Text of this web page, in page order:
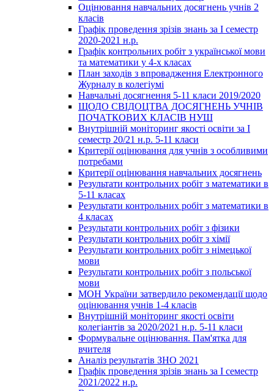
Оцінювання навчальних досягнень учнів 2
класів
Графік проведення зрізів знань за І семестр
2020-2021 н.р.
Графік контрольних робіт з української мови
та математики у 4-х класах
План заходів з впровадження Електронного
Журналу в колегіумі
Навчальні досягнення 5-11 класи 2019/2020
ЩОДО СВІДОЦТВА ДОСЯГНЕНЬ УЧНІВ
ПОЧАТКОВИХ КЛАСІВ НУШ
Внутрішній моніторинг якості освіти за І
семестр 20/21 н.р. 5-11 класи
Критерії оцінювання для учнів з особливими
потребами
Критерії оцінювання навчальних досягнень
Результати контрольних робіт з математики в
5-11 класах
Результати контрольних робіт з математики в
4 класах
Результати контрольних робіт з фізики
Результати контрольних робіт з хімії
Результати контрольних робіт з німецької
мови
Результати контрольних робіт з польської
мови
МОН України затвердило рекомендації щодо
оцінювання учнів 1-4 класів
Внутрішній моніторинг якості освіти
колегіантів за 2020/2021 н.р. 5-11 класи
Формувальне оцінювання. Пам'ятка для
вчителя
Аналіз результатів ЗНО 2021
Графік проведення зрізів знань за І семестр
2021/2022 н.р.